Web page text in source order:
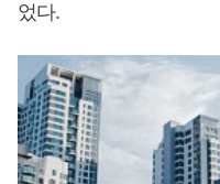
었다.